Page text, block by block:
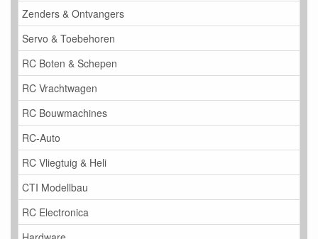
Zenders & Ontvangers
Servo & Toebehoren
RC Boten & Schepen
RC Vrachtwagen
RC Bouwmachines
RC-Auto
RC Vliegtuig & Heli
CTI Modellbau
RC Electronica